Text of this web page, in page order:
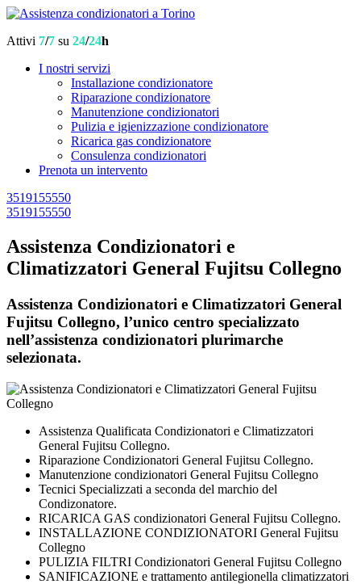
Attivi 7/7 su 24/24h
I nostri servizi
Installazione condizionatore
Riparazione condizionatore
Manutenzione condizionatori
Pulizia e igienizzazione condizionatore
Ricarica gas condizionatore
Consulenza condizionatori
Prenota un intervento
3519155550
3519155550
Assistenza Condizionatori e
Climatizzatori General Fujitsu Collegno
Assistenza Condizionatori e Climatizzatori General
Fujitsu Collegno, l’unico centro specializzato
nell’assistenza condizionatori plurimarche
selezionata.
Assistenza Qualificata Condizionatori e Climatizzatori
General Fujitsu Collegno.
Riparazione Condizionatori General Fujitsu Collegno.
Manutenzione condizionatori General Fujitsu Collegno
Tecnici Specializzati a seconda del marchio del
Condizonatore.
RICARICA GAS condizionatori General Fujitsu Collegno.
INSTALLAZIONE CONDIZIONATORI General Fujitsu
Collegno
PULIZIA FILTRI Condizionatori General Fujitsu Collegno
SANIFICAZIONE e trattamento antilegionella climatizzatori